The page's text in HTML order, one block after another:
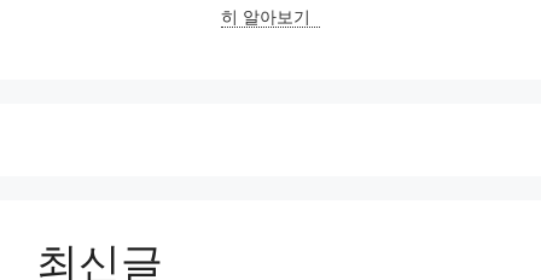
히 알아보기
최신글